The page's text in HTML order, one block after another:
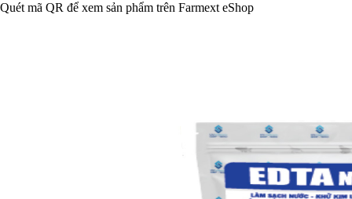
Quét mã QR để xem sản phẩm trên Farmext eShop